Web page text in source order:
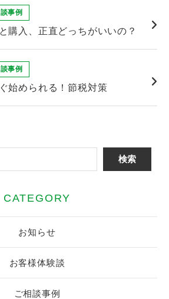
事例
購入、正直どっちがいいの？
事例
始められる！節税対策
CATEGORY
お知らせ
お客様体験談
ご相談事例